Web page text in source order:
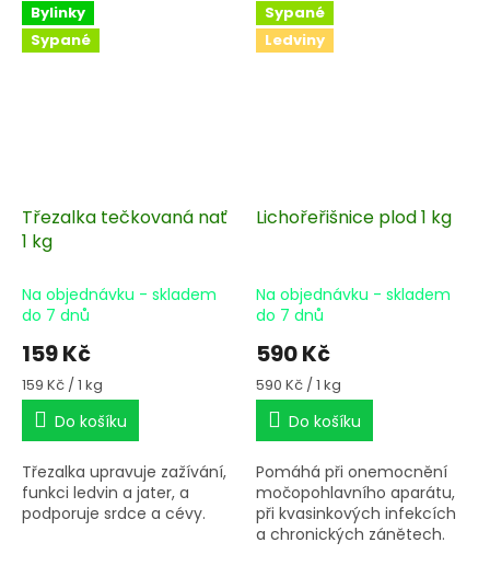
Bylinky
Sypané
Třezalka tečkovaná nať
1 kg
Na objednávku - skladem
do 7 dnů
159 Kč
Měrná
cena:
159 Kč / 1 kg
Do košíku
Třezalka upravuje zažívání,
funkci ledvin a jater, a
podporuje srdce a cévy.
Sypané
Ledviny
Lichořeřišnice plod 1 kg
Na objednávku - skladem
do 7 dnů
590 Kč
Měrná
cena:
590 Kč / 1 kg
Do košíku
Pomáhá při onemocnění
močopohlavního aparátu,
při kvasinkových infekcích
a chronických zánětech.